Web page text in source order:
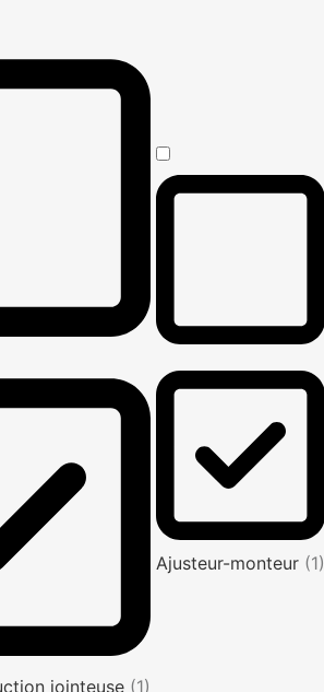
jointeuse (1)
Ajusteur-monteur (1)